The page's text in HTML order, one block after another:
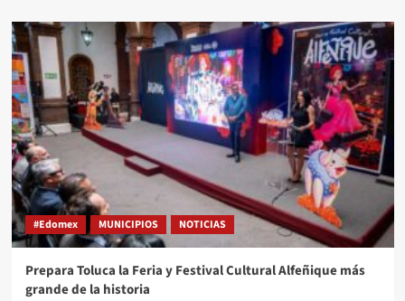
#Edomex MUNICIPIOS NOTICIAS
Prepara Toluca la Feria y Festival Cultural Alfeñique más
grande de la historia